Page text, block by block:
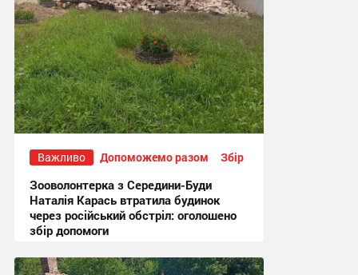
16:55, 30.07.2026
Важливо Допоможемо разом Збір
Зооволонтерка з Середини-Буди
Наталія Карась втратила будинок
через російський обстріл: оголошено
збір допомоги